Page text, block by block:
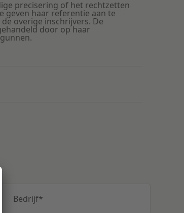
precisering of het rechtzetten
geven haar referentie aan te
overige inschrijvers. De
door op haar
Bedrijf*